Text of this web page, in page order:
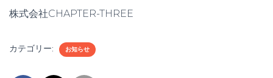
株式会社CHAPTER-THREE
カテゴリー: お知らせ